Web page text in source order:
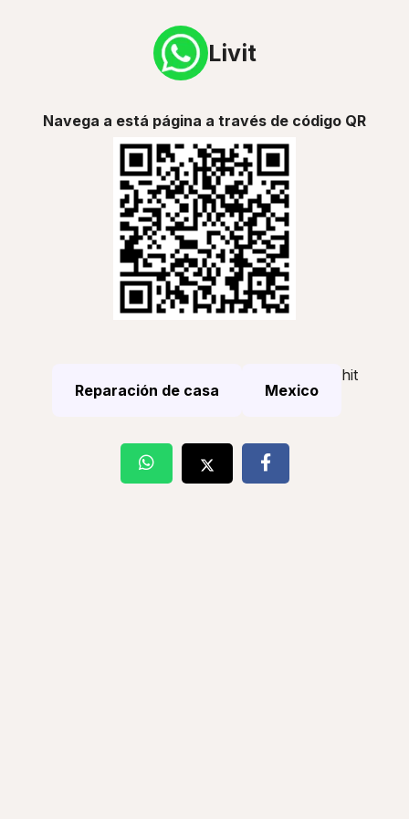
Livit
Navega a está página a través de código QR
Reparación de casa Mexico
hit